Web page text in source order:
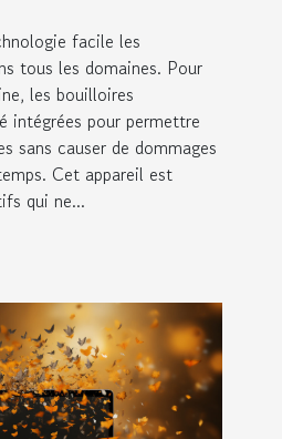
facile les
tous les domaines. Pour
les bouilloires
intégrées pour permettre
sans causer de dommages
Cet appareil est
qui ne...